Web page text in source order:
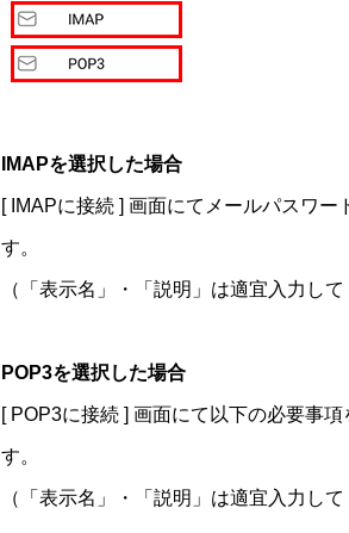
IMAPを選択した場合
[ IMAPに接続 ] 画面にてメールパスワ
す。
（「表示名」・「説明」は適宜入力して
POP3を選択した場合
[ POP3に接続 ] 画面にて以下の必要事
す。
（「表示名」・「説明」は適宜入力して